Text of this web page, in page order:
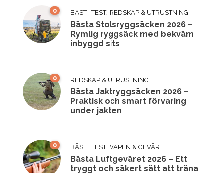
0 BÄST I TEST, REDSKAP & UTRUSTNING
Bästa Stolsryggsäcken 2026 –
Rymlig ryggsäck med bekväm
inbyggd sits
0 REDSKAP & UTRUSTNING
Bästa Jaktryggsäcken 2026 –
Praktisk och smart förvaring
under jakten
0 BÄST I TEST, VAPEN & GEVÄR
Bästa Luftgeväret 2026 – Ett
tryggt och säkert sätt att träna